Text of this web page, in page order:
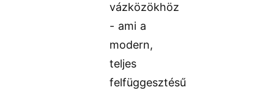
vázközökhöz
- ami a
modern,
teljes
felfüggesztésű